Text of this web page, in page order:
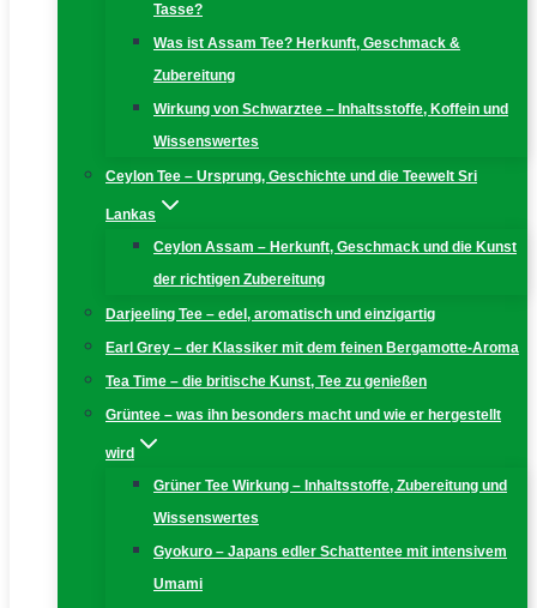
Tasse?
Was ist Assam Tee? Herkunft, Geschmack &
Zubereitung
Wirkung von Schwarztee – Inhaltsstoffe, Koffein und
Wissenswertes
Ceylon Tee – Ursprung, Geschichte und die Teewelt Sri
Lankas
Ceylon Assam – Herkunft, Geschmack und die Kunst
der richtigen Zubereitung
Darjeeling Tee – edel, aromatisch und einzigartig
Earl Grey – der Klassiker mit dem feinen Bergamotte-Aroma
Tea Time – die britische Kunst, Tee zu genießen
Grüntee – was ihn besonders macht und wie er hergestellt
wird
Grüner Tee Wirkung – Inhaltsstoffe, Zubereitung und
Wissenswertes
Gyokuro – Japans edler Schattentee mit intensivem
Umami